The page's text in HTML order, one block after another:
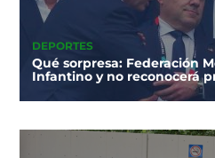
DEPORTES
Qué sorpresa: Federación
Infantino y no reconocerá